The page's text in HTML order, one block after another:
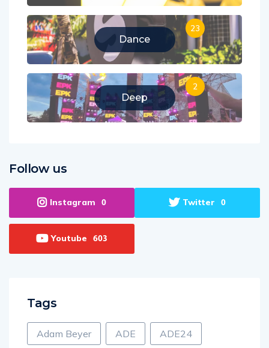
Dance
23
Deep
2
Follow us
Instagram 0 Twitter 0
Youtube 603
Tags
Adam Beyer ADE ADE24